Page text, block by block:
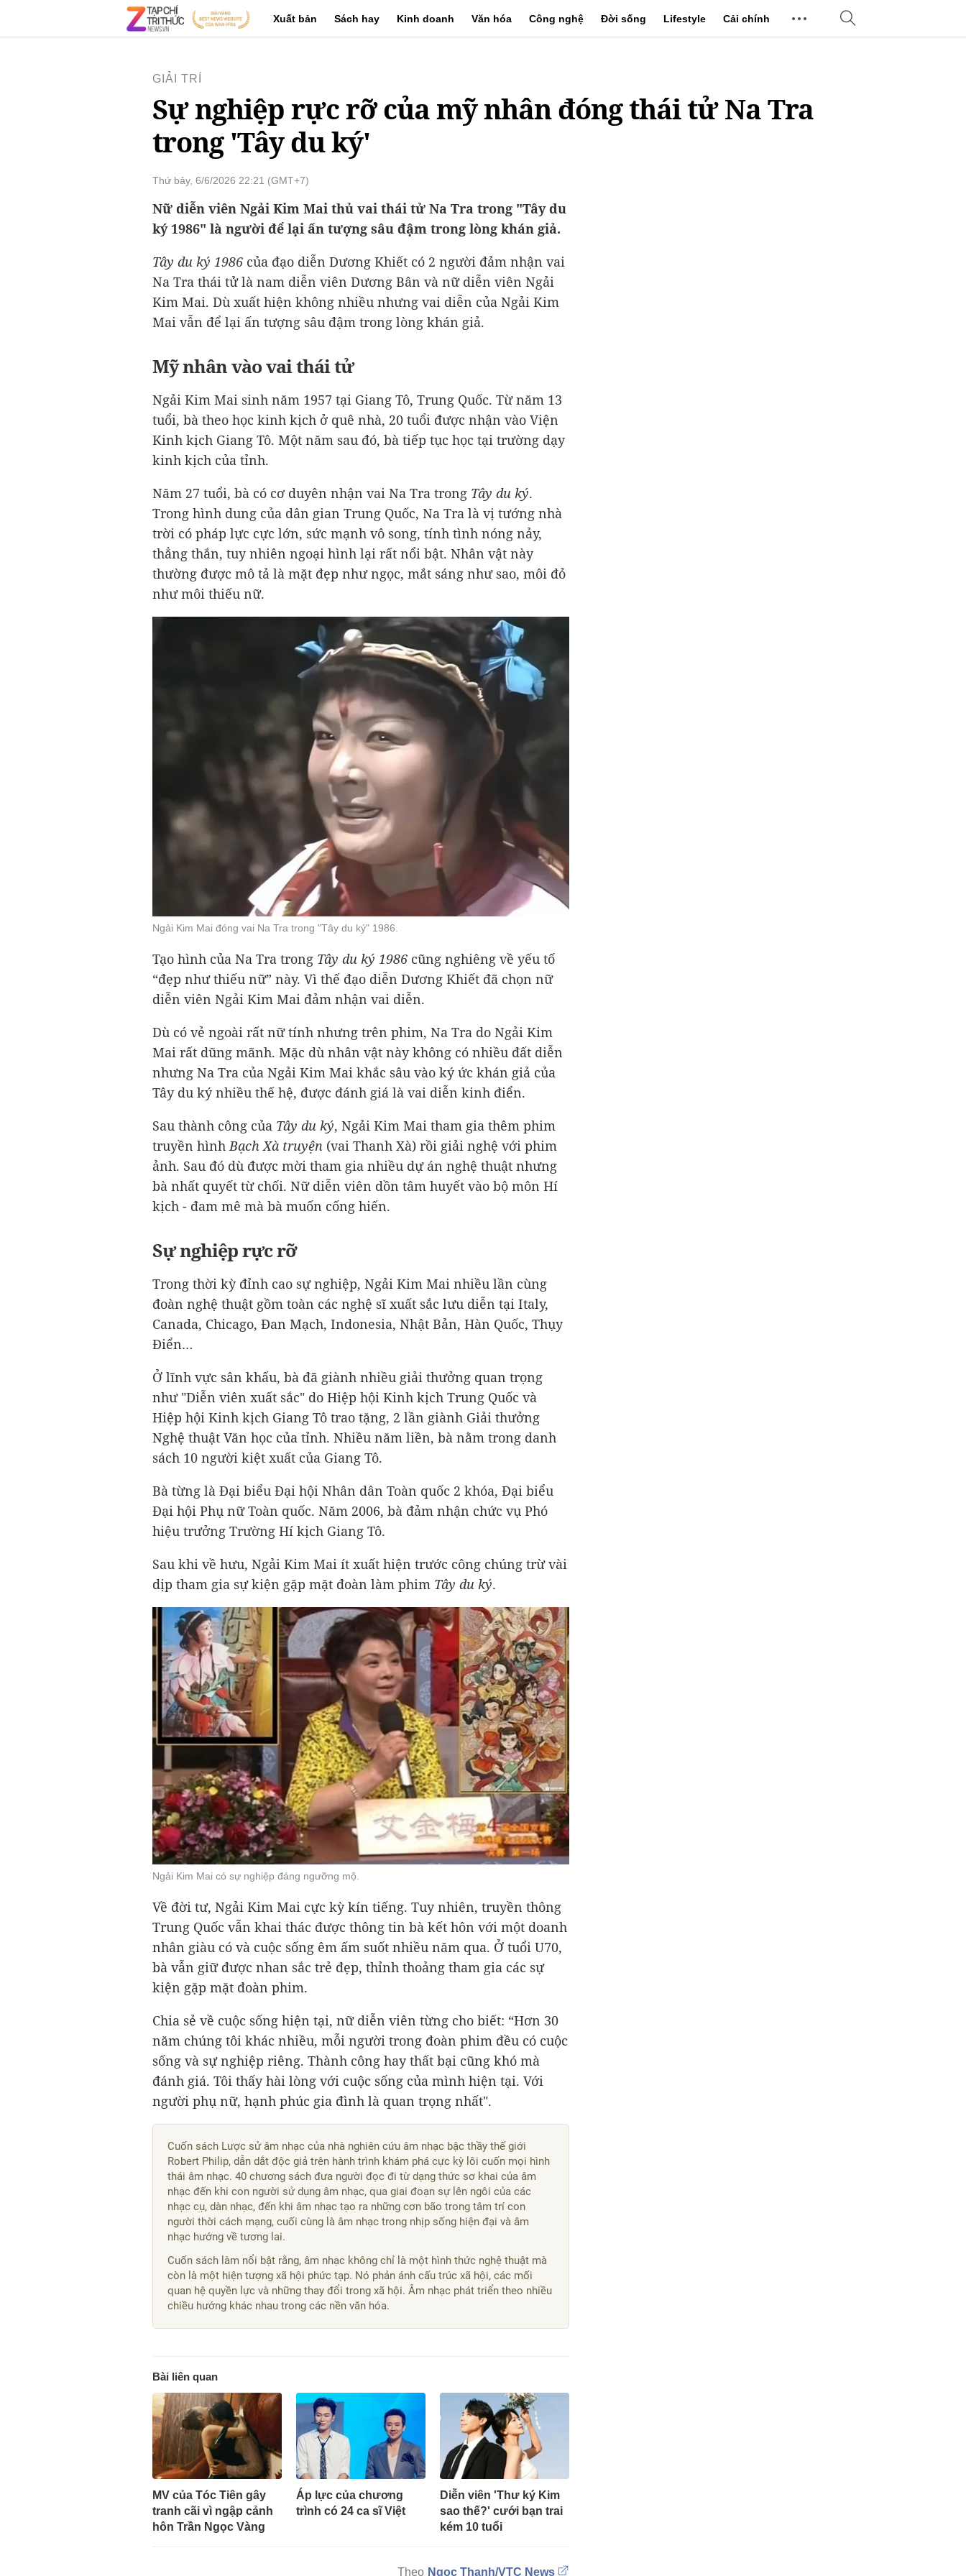
Xuất bản Sách hay Kinh doanh Văn hóa Công nghệ Đời sống Lifestyle Cải chính
GIẢI TRÍ
Sự nghiệp rực rỡ của mỹ nhân đóng thái tử Na Tra
trong 'Tây du ký'
Thứ bảy, 6/6/2026 22:21 (GMT+7)
Nữ diễn viên Ngải Kim Mai thủ vai thái tử Na Tra trong "Tây du
ký 1986" là người để lại ấn tượng sâu đậm trong lòng khán giả.
Tây du ký 1986 của đạo diễn Dương Khiết có 2 người đảm nhận vai
Na Tra thái tử là nam diễn viên Dương Bân và nữ diễn viên Ngải
Kim Mai. Dù xuất hiện không nhiều nhưng vai diễn của Ngải Kim
Mai vẫn để lại ấn tượng sâu đậm trong lòng khán giả.
Mỹ nhân vào vai thái tử
Ngải Kim Mai sinh năm 1957 tại Giang Tô, Trung Quốc. Từ năm 13
tuổi, bà theo học kinh kịch ở quê nhà, 20 tuổi được nhận vào Viện
Kinh kịch Giang Tô. Một năm sau đó, bà tiếp tục học tại trường dạy
kinh kịch của tỉnh.
Năm 27 tuổi, bà có cơ duyên nhận vai Na Tra trong Tây du ký.
Trong hình dung của dân gian Trung Quốc, Na Tra là vị tướng nhà
trời có pháp lực cực lớn, sức mạnh vô song, tính tình nóng nảy,
thẳng thắn, tuy nhiên ngoại hình lại rất nổi bật. Nhân vật này
thường được mô tả là mặt đẹp như ngọc, mắt sáng như sao, môi đỏ
như môi thiếu nữ.
Ngải Kim Mai đóng vai Na Tra trong "Tây du ký" 1986.
Tạo hình của Na Tra trong Tây du ký 1986 cũng nghiêng về yếu tố
“đẹp như thiếu nữ” này. Vì thế đạo diễn Dương Khiết đã chọn nữ
diễn viên Ngải Kim Mai đảm nhận vai diễn.
Dù có vẻ ngoài rất nữ tính nhưng trên phim, Na Tra do Ngải Kim
Mai rất dũng mãnh. Mặc dù nhân vật này không có nhiều đất diễn
nhưng Na Tra của Ngải Kim Mai khắc sâu vào ký ức khán giả của
Tây du ký nhiều thế hệ, được đánh giá là vai diễn kinh điển.
Sau thành công của Tây du ký, Ngải Kim Mai tham gia thêm phim
truyền hìnhBạch Xà truyện (vai Thanh Xà) rồi giải nghệ với phim
ảnh. Sau đó dù được mời tham gia nhiều dự án nghệ thuật nhưng
bà nhất quyết từ chối. Nữ diễn viên dồn tâm huyết vào bộ môn Hí
kịch - đam mê mà bà muốn cống hiến.
Sự nghiệp rực rỡ
Trong thời kỳ đỉnh cao sự nghiệp, Ngải Kim Mai nhiều lần cùng
đoàn nghệ thuật gồm toàn các nghệ sĩ xuất sắc lưu diễn tại Italy,
Canada, Chicago, Đan Mạch, Indonesia, Nhật Bản, Hàn Quốc, Thụy
Điển…
Ở lĩnh vực sân khấu, bà đã giành nhiều giải thưởng quan trọng
như "Diễn viên xuất sắc" do Hiệp hội Kinh kịch Trung Quốc và
Hiệp hội Kinh kịch Giang Tô trao tặng, 2 lần giành Giải thưởng
Nghệ thuật Văn học của tỉnh. Nhiều năm liền, bà nằm trong danh
sách 10 người kiệt xuất của Giang Tô.
Bà từng là Đại biểu Đại hội Nhân dân Toàn quốc 2 khóa, Đại biểu
Đại hội Phụ nữ Toàn quốc. Năm 2006, bà đảm nhận chức vụ Phó
hiệu trưởng Trường Hí kịch Giang Tô.
Sau khi về hưu, Ngải Kim Mai ít xuất hiện trước công chúng trừ vài
dịp tham gia sự kiện gặp mặt đoàn làm phim Tây du ký.
Ngải Kim Mai có sự nghiệp đáng ngưỡng mộ.
Về đời tư, Ngải Kim Mai cực kỳ kín tiếng. Tuy nhiên, truyền thông
Trung Quốc vẫn khai thác được thông tin bà kết hôn với một doanh
nhân giàu có và cuộc sống êm ấm suốt nhiều năm qua. Ở tuổi U70,
bà vẫn giữ được nhan sắc trẻ đẹp, thỉnh thoảng tham gia các sự
kiện gặp mặt đoàn phim.
Chia sẻ về cuộc sống hiện tại, nữ diễn viên từng cho biết: “Hơn 30
năm chúng tôi khác nhiều, mỗi người trong đoàn phim đều có cuộc
sống và sự nghiệp riêng. Thành công hay thất bại cũng khó mà
đánh giá. Tôi thấy hài lòng với cuộc sống của mình hiện tại. Với
người phụ nữ, hạnh phúc gia đình là quan trọng nhất".
Cuốn sách Lược sử âm nhạc của nhà nghiên cứu âm nhạc bậc thầy thế giới
Robert Philip, dẫn dắt độc giả trên hành trình khám phá cực kỳ lôi cuốn mọi hình
thái âm nhạc. 40 chương sách đưa người đọc đi từ dạng thức sơ khai của âm
nhạc đến khi con người sử dụng âm nhạc, qua giai đoạn sự lên ngôi của các
nhạc cụ, dàn nhạc, đến khi âm nhạc tạo ra những cơn bão trong tâm trí con
người thời cách mạng, cuối cùng là âm nhạc trong nhịp sống hiện đại và âm
nhạc hướng về tương lai.
Cuốn sách làm nổi bật rằng, âm nhạc không chỉ là một hình thức nghệ thuật mà
còn là một hiện tượng xã hội phức tạp. Nó phản ánh cấu trúc xã hội, các mối
quan hệ quyền lực và những thay đổi trong xã hội. Âm nhạc phát triển theo nhiều
chiều hướng khác nhau trong các nền văn hóa.
Bài liên quan
MV của Tóc Tiên gây
tranh cãi vì ngập cảnh
hôn Trần Ngọc Vàng
Áp lực của chương
trình có 24 ca sĩ Việt
Diễn viên 'Thư ký Kim
sao thế?' cưới bạn trai
kém 10 tuổi
Ngọc Thanh/VTC News